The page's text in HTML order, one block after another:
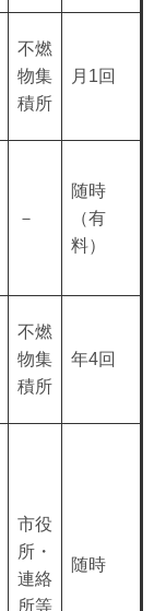
不燃
物集
積所
月1回
－
随時
（有
料）
不燃
物集
積所
年4回
市役
所・
連絡
所等
随時